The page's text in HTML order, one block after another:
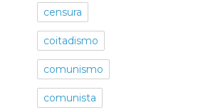
censura
coitadismo
comunismo
comunista